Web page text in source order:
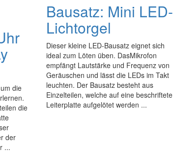
die
die
der
...
Bausatz: Mini LED-
Lichtorgel
Dieser kleine LED-Bausatz eignet sich
ideal zum Löten üben. DasMikrofon
empfängt Lautstärke und Frequenz von
Geräuschen und lässt die LEDs im Takt
leuchten. Der Bausatz besteht aus
Einzelteilen, welche auf eine beschriftete
Leiterplatte aufgelötet werden ...